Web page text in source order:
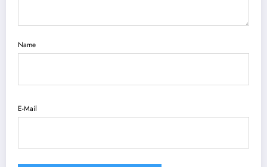
Name
E-Mail